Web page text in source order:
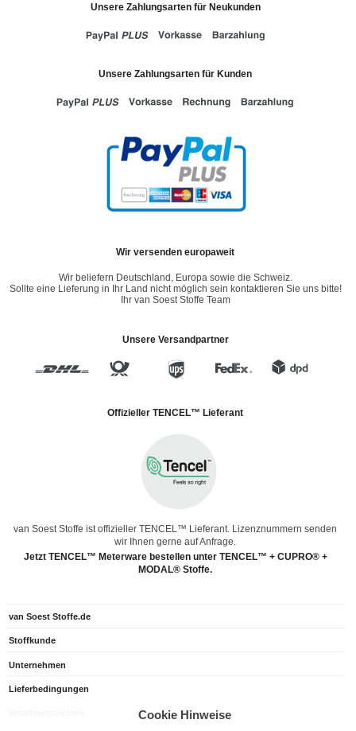
Unsere Zahlungsarten für Neukunden
Unsere Zahlungsarten für Kunden
Wir versenden europaweit
Wir beliefern Deutschland, Europa sowie die Schweiz.
Sollte eine Lieferung in Ihr Land nicht möglich sein kontaktieren Sie uns bitte!
Ihr van Soest Stoffe Team
Unsere Versandpartner
Offizieller TENCEL™ Lieferant
van Soest Stoffe ist offizieller TENCEL™ Lieferant. Lizenznummern senden
wir Ihnen gerne auf Anfrage.
Jetzt TENCEL™ Meterware bestellen unter TENCEL™ + CUPRO® +
MODAL® Stoffe.
van Soest Stoffe.de
Stoffkunde
Unternehmen
Lieferbedingungen
Cookie Hinweise